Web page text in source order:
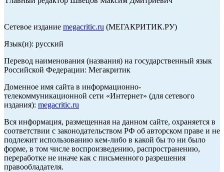
Сетевое издание megacritic.ru (МЕГАКРИТИК.РУ)
Язык(и): русский
Перевод наименования (названия) на государственный язык
Российской Федерации: Мегакритик
Доменное имя сайта в информационно-
телекоммуникационной сети «Интернет» (для сетевого
издания): megacritic.ru
Вся информация, размещенная на данном сайте, охраняется в
соответствии с законодательством РФ об авторском праве и не
подлежит использованию кем-либо в какой бы то ни было
форме, в том числе воспроизведению, распространению,
переработке не иначе как с письменного разрешения
правообладателя.